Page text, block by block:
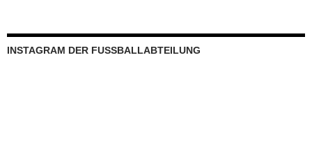
INSTAGRAM DER FUSSBALLABTEILUNG